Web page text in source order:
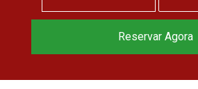
Reserve agora, com
Reservar Agora